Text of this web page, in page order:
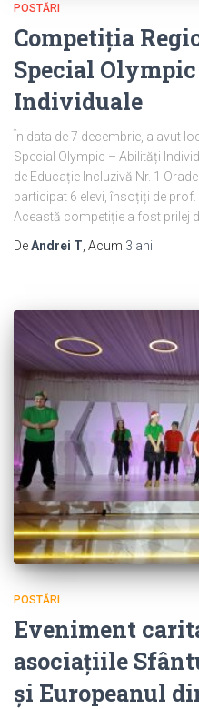
POSTĂRI
Competiția
Special
Individuale
În data de 7 decembrie, a avut
Special Olympic – Abilități
de Educație Incluzivă Nr. 1
participat 6 elevi, însoțiți de prof.
Această competiție a fost prilej
DeAndrei T , Acum 3 ani
POSTĂRI
Eveniment
asociațiile
și Europeanul